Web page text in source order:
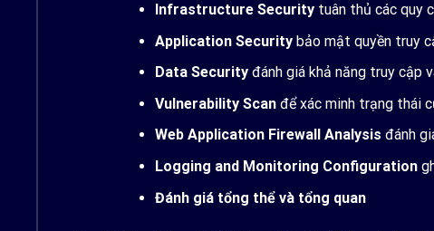
Infrastructure Security tuân thủ các quy
Application Security bảo mật quyền truy
Data Security đánh giá khả năng truy cập
Vulnerability Scan để xác minh trạng thái
Web Application Firewall Analysis đánh
Logging and Monitoring Configuration
Đánh giá tổng thể và tổng quan